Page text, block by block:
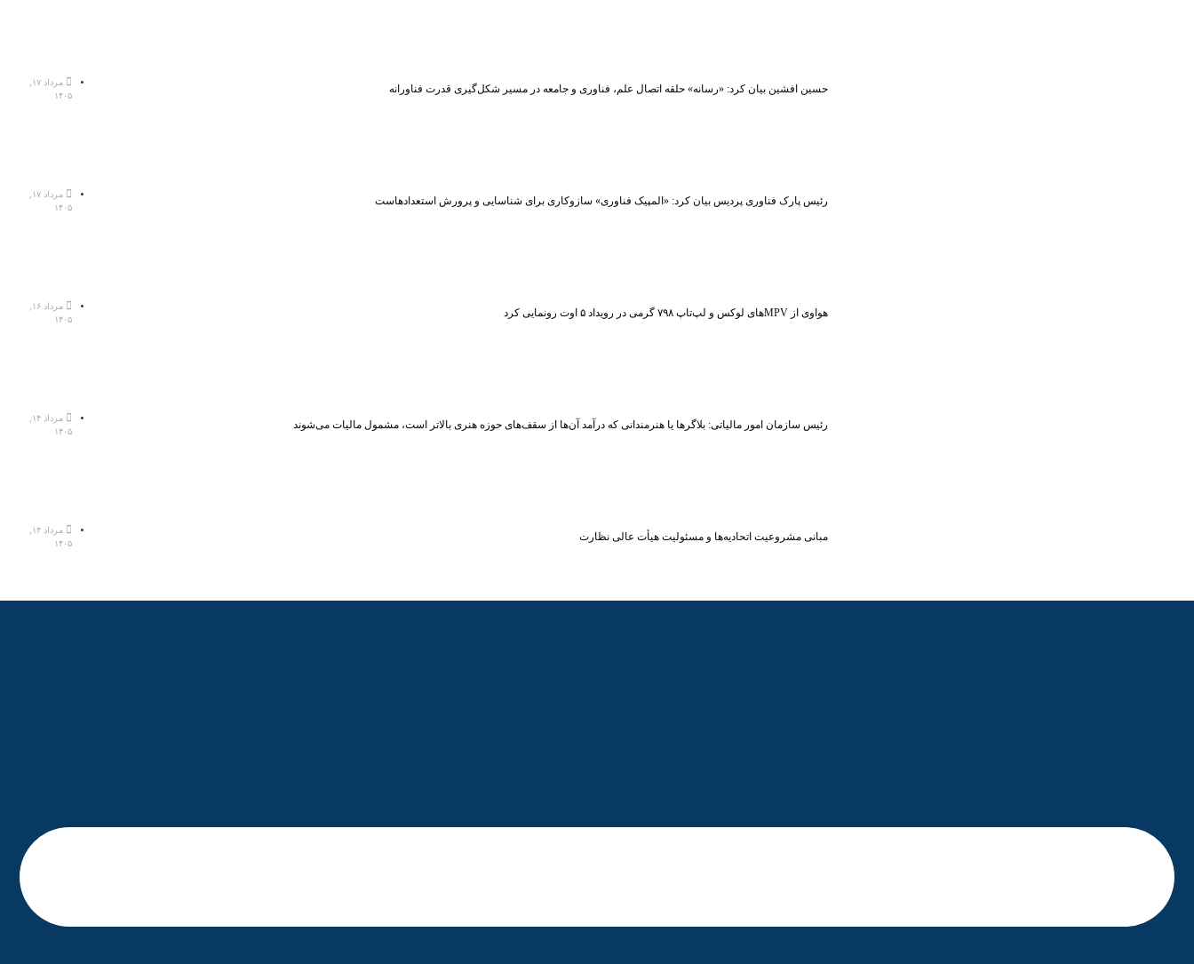
حسین افشین بیان کرد: «رسانه» حلقه اتصال علم، فناوری و جامعه در مسیر شکل‌گیری قدرت فناورانه
۱۴۰۵
رئیس پارک فناوری پردیس بیان کرد: «المپیک فناوری» سازوکاری برای شناسایی و پرورش استعدادهاست
۱۴۰۵
هواوی از MPVهای لوکس و لپ‌تاپ ۷۹۸ گرمی در رویداد ۵ اوت رونمایی کرد
۱۴۰۵
رئیس سازمان امور مالیاتی: بلاگر‌ها یا هنرمندانی که درآمد آن‌ها از سقف‌های حوزه هنری بالاتر است، مشمول مالیات می‌شوند
۱۴۰۵
مبانی مشروعیت اتحادیه‌ها و مسئولیت هیأت عالی نظارت
۱۴۰۵